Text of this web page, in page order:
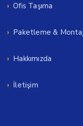
Ofis Taşıma
Paketleme & Montaj
Hakkımızda
İletişim